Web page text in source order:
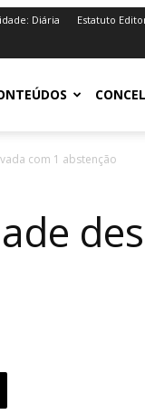
Diária Estatuto
com 1 abstenção